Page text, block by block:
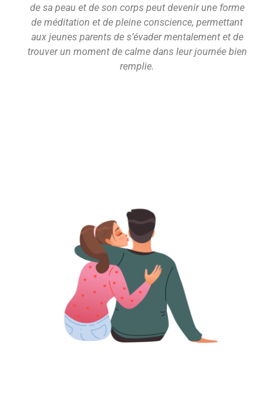
de sa peau et de son corps peut devenir une forme
de méditation et de pleine conscience, permettant
aux jeunes parents de s’évader mentalement et de
trouver un moment de calme dans leur journée bien
remplie.